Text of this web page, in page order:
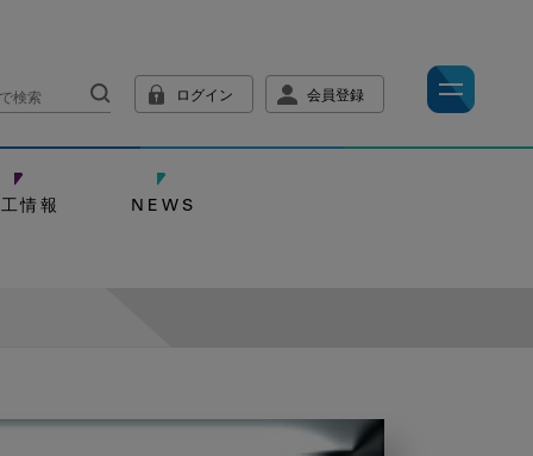
ログイン 会員登録
情報 NEWS